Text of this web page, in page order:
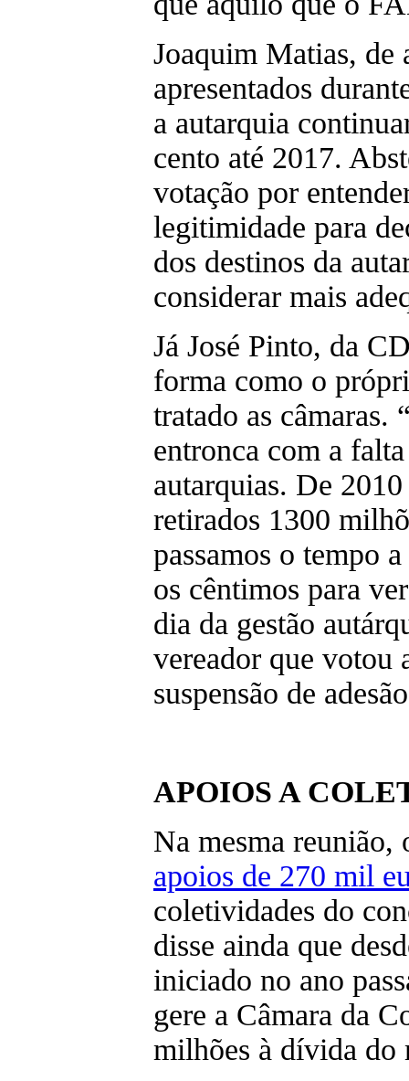
Joaquim Matias, de
apresentados
a autarquia
cento até 2017.
votação por
legitimidade para
dos destinos da
considerar mais
Já José Pinto, da
forma como o
tratado as câmaras.
entronca com a
autarquias. De
retirados 1300
passamos o tempo
os cêntimos para
dia da gestão
vereador que votou
suspensão de
APOIOS A
Na mesma
apoios de 270 mil
coletividades do
disse ainda que
iniciado no ano
gere a Câmara da
milhões à dívida do